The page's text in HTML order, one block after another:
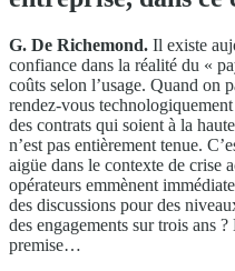
G. De Richemond. Il existe
confiance dans la réalité du «
coûts selon l’usage. Quand on
rendez-vous
des contrats qui soient à la
n’est pas entièrement tenue.
aigüe dans le contexte de crise
opérateurs emmènent
des discussions pour des
des engagements sur trois ans
premise…